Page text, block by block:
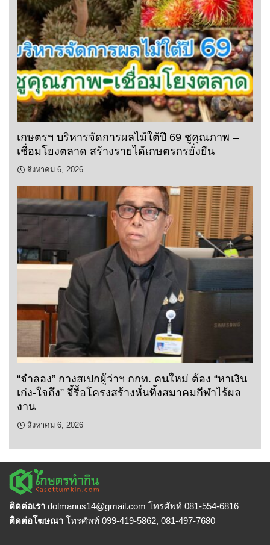
เกษตรฯ บริหารจัดการผลไม้ใต้ปี 69 ชูคุณภาพ –
เชื่อมโยงตลาด สร้างรายได้เกษตรกรยั่งยืน
สิงหาคม 6, 2026
“จำลอง” กางสเปกผู้ว่าฯ กกท. คนใหม่ ต้อง “หาเงิน
เก่ง-ใจถึง” จี้รื้อโครงสร้างหั่นทิ้งสมาคมกีฬาไร้ผล
งาน
สิงหาคม 6, 2026
ติดต่อเรา dolmanus14@gmail.com โทรศัพท์ 081-554-6816
ติดต่อโฆษณา โทรศัพท์ 099-419-5862, 081-497-7680